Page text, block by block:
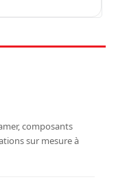
composants
sur mesure à